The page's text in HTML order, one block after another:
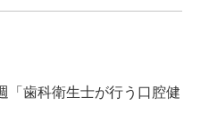
「歯科衛生士が行う口腔健